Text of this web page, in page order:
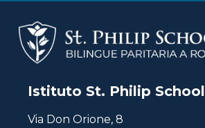
Istituto St. Philip School
Via Don Orione, 8